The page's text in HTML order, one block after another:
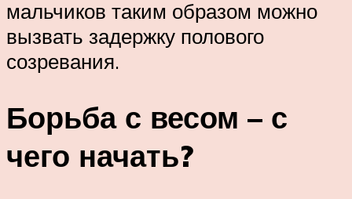
мальчиков таким образом можно
вызвать задержку полового
созревания.
Борьба с весом – с
чего начать?